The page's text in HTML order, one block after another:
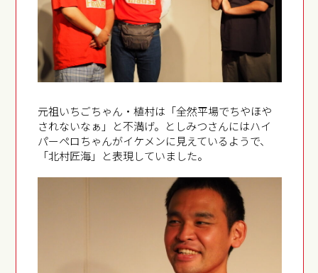
元祖いちごちゃん・植村は「全然平場でちやほや
されないなぁ」と不満げ。としみつさんにはハイ
パーペロちゃんがイケメンに見えているようで、
「北村匠海」と表現していました。